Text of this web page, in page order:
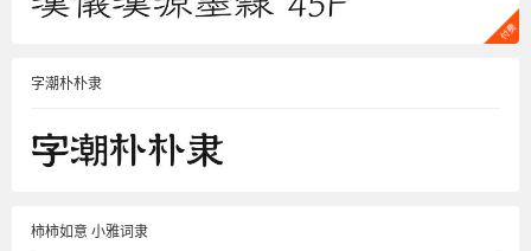
字潮朴朴隶
柿柿如意 小雅词隶